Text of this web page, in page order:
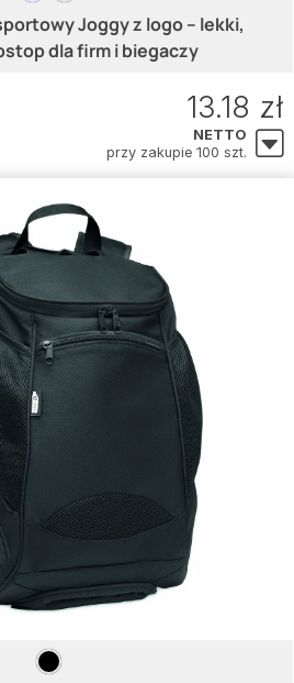
Joggy z logo – lekki,
dla firm i biegaczy
13.18 zł
NETTO
przy zakupie 100 szt.